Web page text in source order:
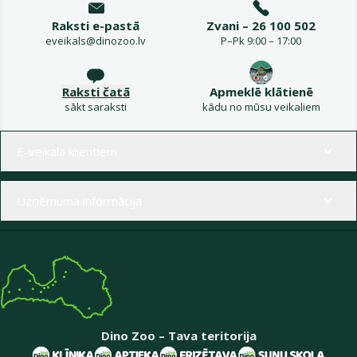
Raksti e-pastā
eveikals@dinozoo.lv
Zvani – 26 100 502
P–Pk 9:00 – 17:00
Raksti čatā
sākt saraksti
Apmeklē klātienē
kādu no mūsu veikaliem
Dino Zoo – Tava teritorija